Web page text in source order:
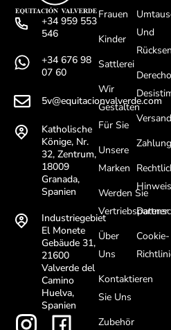
+34 959 553
546
+34 676 98
07 60
5v@equitacionvalverde.com
Katholische
Könige, Nr.
32, Zentrum,
18009
Granada,
Spanien
Industriegebiet
El Monete
Gebäude 31,
21600
Valverde del
Camino
Huelva,
Spanien
Frauen
Kinder
Sattlerei
Wir
Gestalten
Für Sie
Unsere
Marken
Werden Sie
Vertriebspartner
Über
Uns
Kontaktieren
Sie Uns
Zubehör
Und
Cookie-